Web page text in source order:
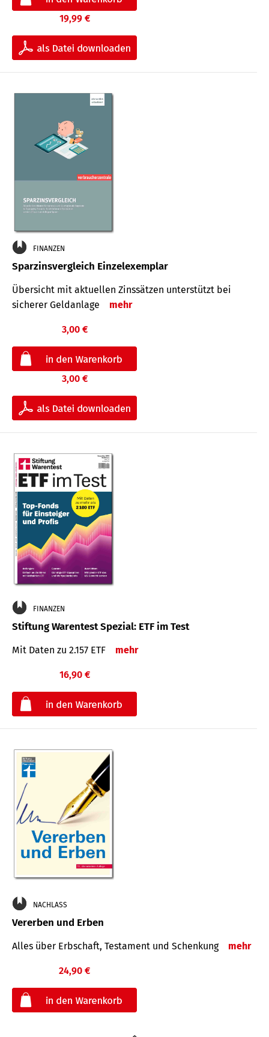
19,99 €
FINANZEN
Sparzinsvergleich Einzelexemplar
Übersicht mit aktuellen Zinssätzen unterstützt bei
sicherer Geldanlage
mehr
3,00 €
3,00 €
FINANZEN
Stiftung Warentest Spezial: ETF im Test
Mit Daten zu 2.157 ETF mehr
16,90 €
NACHLASS
Vererben und Erben
Alles über Erbschaft, Testament und Schenkung mehr
24,90 €